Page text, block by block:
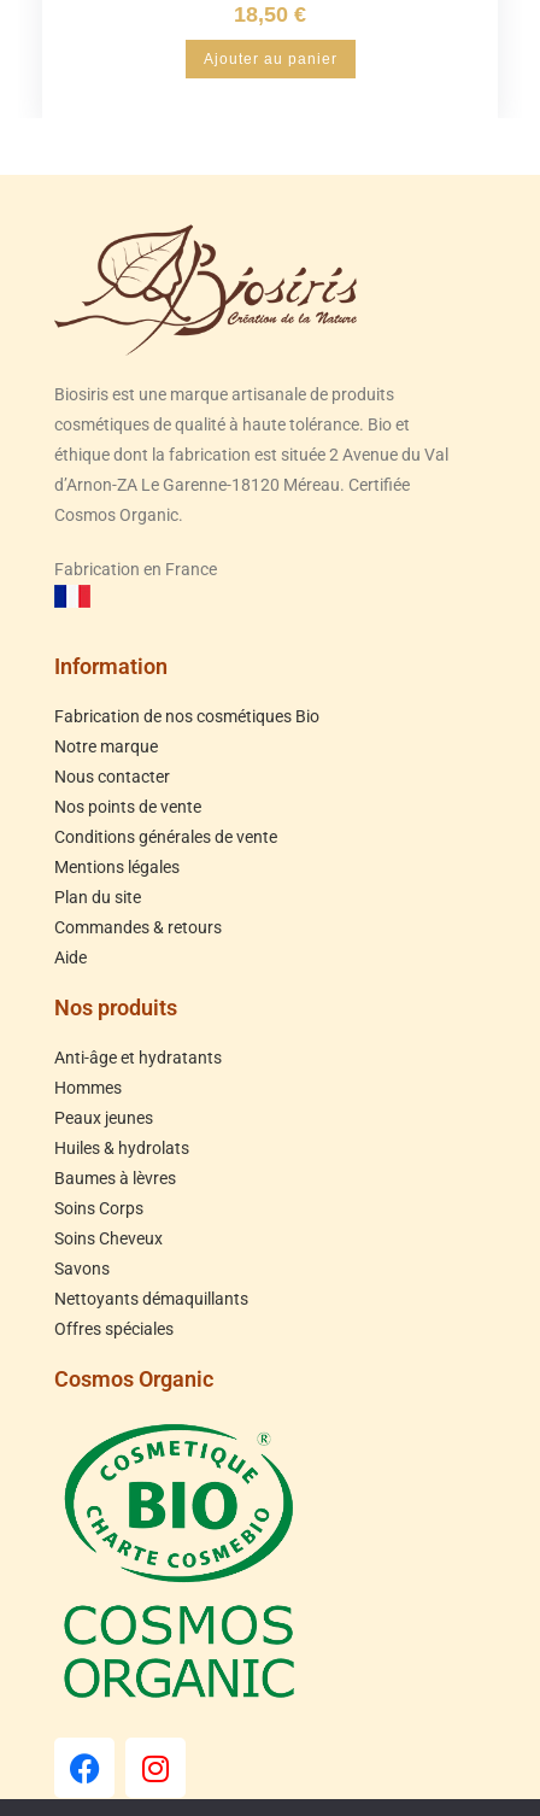
18,50 €
Ajouter au panier
Biosiris est une marque artisanale de produits
cosmétiques de qualité à haute tolérance. Bio et
éthique dont la fabrication est située 2 Avenue du Val
d’Arnon-ZA Le Garenne-18120 Méreau. Certifiée
Cosmos Organic.
Fabrication en France
Information
Fabrication de nos cosmétiques Bio
Notre marque
Nous contacter
Nos points de vente
Conditions générales de vente
Mentions légales
Plan du site
Commandes & retours
Aide
Nos produits
Anti-âge et hydratants
Hommes
Peaux jeunes
Huiles & hydrolats
Baumes à lèvres
Soins Corps
Soins Cheveux
Savons
Nettoyants démaquillants
Offres spéciales
Cosmos Organic